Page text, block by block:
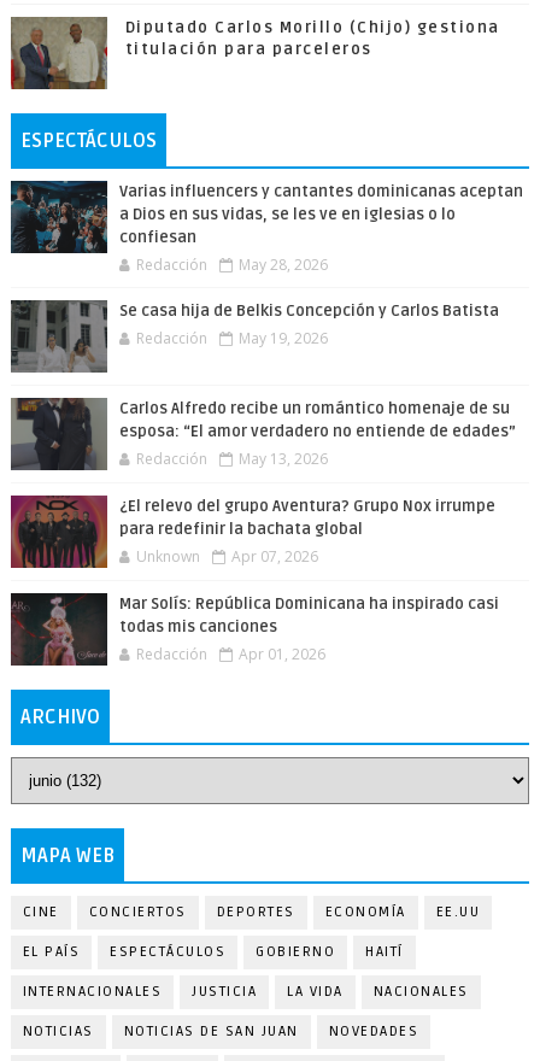
Diputado Carlos Morillo (Chijo) gestiona
titulación para parceleros
ESPECTÁCULOS
Varias influencers y cantantes dominicanas aceptan
a Dios en sus vidas, se les ve en iglesias o lo
confiesan
Redacción May 28, 2026
Se casa hija de Belkis Concepción y Carlos Batista
Redacción May 19, 2026
Carlos Alfredo recibe un romántico homenaje de su
esposa: “El amor verdadero no entiende de edades”
Redacción May 13, 2026
¿El relevo del grupo Aventura? Grupo Nox irrumpe
para redefinir la bachata global
Unknown Apr 07, 2026
Mar Solís: República Dominicana ha inspirado casi
todas mis canciones
Redacción Apr 01, 2026
ARCHIVO
MAPA WEB
CINE CONCIERTOS DEPORTES ECONOMÍA EE.UU
EL PAÍS ESPECTÁCULOS GOBIERNO HAITÍ
INTERNACIONALES JUSTICIA LA VIDA NACIONALES
NOTICIAS NOTICIAS DE SAN JUAN NOVEDADES